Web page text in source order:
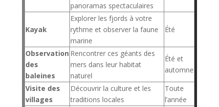
panoramas spectaculaires
Kayak
Explorer les fjords à votre
rythme et observer la faune
marine
Été
Observation
des
baleines
Rencontrer ces géants des
mers dans leur habitat
naturel
Été et
automne
Visite des
villages
Découvrir la culture et les
traditions locales
Toute
l’année